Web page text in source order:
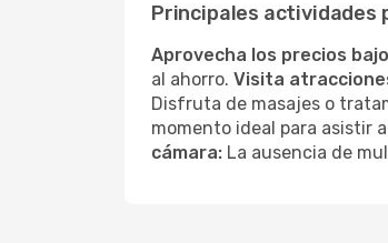
Principales actividades
Aprovecha los precios
al ahorro. Visita
Disfruta de masajes o
momento ideal para asistir
cámara: La ausencia de